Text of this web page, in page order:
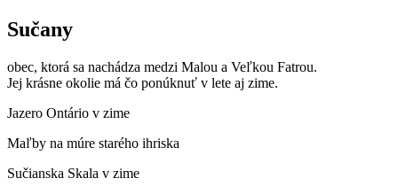
Sučany
obec, ktorá sa nachádza medzi Malou a Veľkou Fatrou.
Jej krásne okolie má čo ponúknuť v lete aj zime.
Jazero Ontário v zime
Maľby na múre starého ihriska
Sučianska Skala v zime